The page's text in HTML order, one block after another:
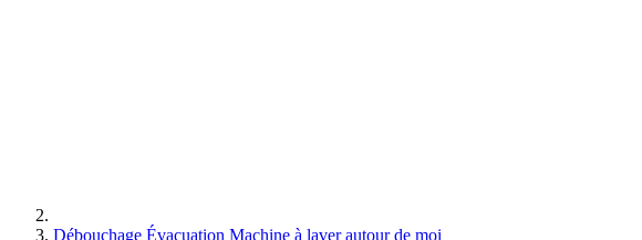
Débouchage Évacuation Machine à laver autour de moi